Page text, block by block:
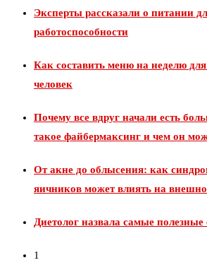
Эксперты рассказали о питании
работоспособности
Как составить меню на неделю
человек
Почему все вдруг начали есть
такое файбермаксинг и чем он
От акне до облысения: как
яичников может влиять на
Диетолог назвала самые полезные
1